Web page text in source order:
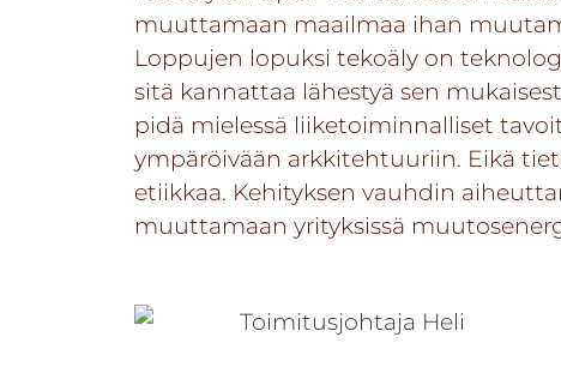
muuttamaan maailmaa ihan
Loppujen lopuksi tekoäly on
sitä kannattaa lähestyä sen
pidä mielessä liiketoiminnalliset
ympäröivään arkkitehtuuriin. Eikä
etiikkaa. Kehityksen vauhdin
muuttamaan yrityksissä